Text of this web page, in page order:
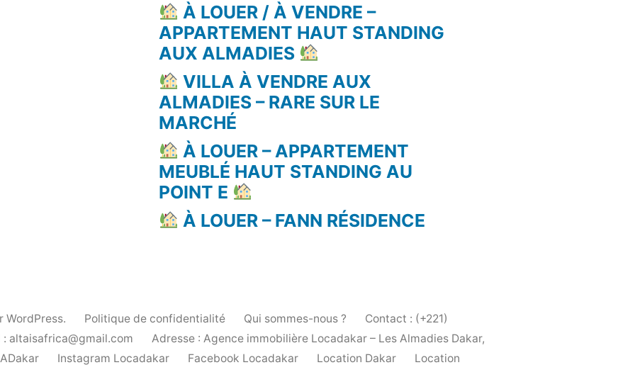
À LOUER / À VENDRE –
APPARTEMENT HAUT STANDING
AUX ALMADIES
VILLA À VENDRE AUX
ALMADIES – RARE SUR LE
MARCHÉ
À LOUER – APPARTEMENT
MEUBLÉ HAUT STANDING AU
POINT E
À LOUER – FANN RÉSIDENCE
WordPress. Politique de confidentialité Qui sommes-nous ?
Contact : (+221)
: altaisafrica@gmail.com
Adresse : Agence immobilière Locadakar – Les Almadies Dakar,
Instagram Locadakar Facebook Locadakar Location Dakar Location